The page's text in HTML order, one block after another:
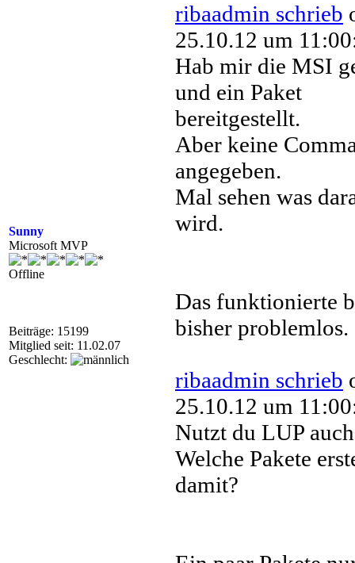
Sunny
Microsoft MVP
Offline
Beiträge: 15199
Mitglied seit: 11.02.07
Geschlecht:
ribaadmin schrieb
25.10.12 um
Hab mir die MSI
und ein Paket
bereitgestellt.
Aber keine
angegeben.
Mal sehen was
wird.
Das funktionierte
bisher problemlos.
ribaadmin schrieb
25.10.12 um
Nutzt du LUP
Welche Pakete
damit?